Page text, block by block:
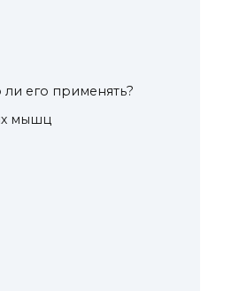
его применять?
мышц